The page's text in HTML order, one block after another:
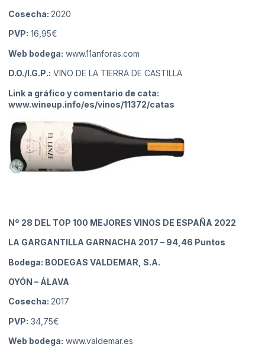
Cosecha: 2020
PVP: 16,95€
Web bodega: www.11anforas.com
D.O./I.G.P.: VINO DE LA TIERRA DE CASTILLA
Link a gráfico y comentario de cata:
www.wineup.info/es/vinos/11372/catas
Nº 28 DEL TOP 100 MEJORES VINOS DE ESPAÑA 2022
LA GARGANTILLA GARNACHA 2017 – 94,46 Puntos
Bodega: BODEGAS VALDEMAR, S.A.
OYÓN – ÁLAVA
Cosecha: 2017
PVP: 34,75€
Web bodega: www.valdemar.es